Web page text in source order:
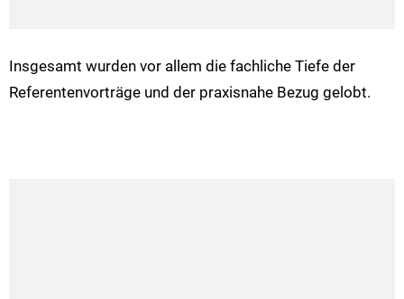
Insgesamt wurden vor allem die fachliche Tiefe der
Referentenvorträge und der praxisnahe Bezug gelobt.